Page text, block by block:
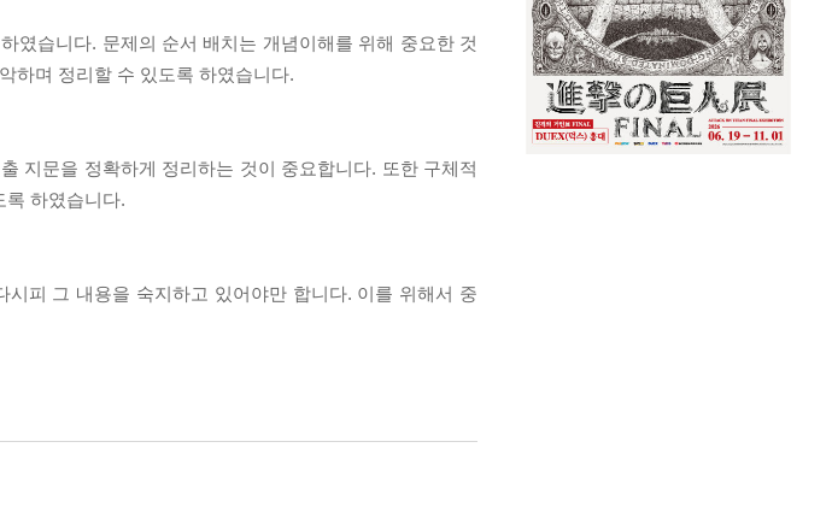
였습니다. 문제의 순서 배치는 개념이해를 위해 중요한 것
하며 정리할 수 있도록 하였습니다.
지문을 정확하게 정리하는 것이 중요합니다. 또한 구체적
록 하였습니다.
피 그 내용을 숙지하고 있어야만 합니다. 이를 위해서 중